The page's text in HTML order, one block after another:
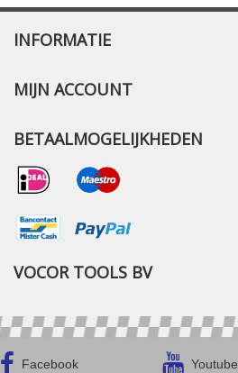
INFORMATIE
MIJN ACCOUNT
BETAALMOGELIJKHEDEN
VOCOR TOOLS BV
Facebook Youtube